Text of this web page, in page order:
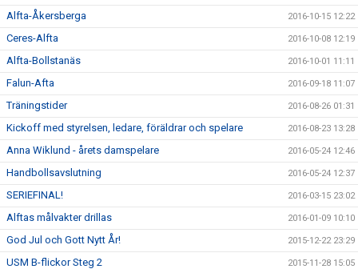
Alfta-Åkersberga 2016-10-15 12:22
Ceres-Alfta 2016-10-08 12:19
Alfta-Bollstanäs 2016-10-01 11:11
Falun-Afta 2016-09-18 11:07
Träningstider 2016-08-26 01:31
Kickoff med styrelsen, ledare, föräldrar och spelare 2016-08-23 13:28
Anna Wiklund - årets damspelare 2016-05-24 12:46
Handbollsavslutning 2016-05-24 12:37
SERIEFINAL! 2016-03-15 23:02
Alftas målvakter drillas 2016-01-09 10:10
God Jul och Gott Nytt År! 2015-12-22 23:29
USM B-flickor Steg 2 2015-11-28 15:05